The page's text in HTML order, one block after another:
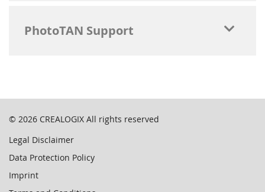
PhotoTAN Support
© 2026 CREALOGIX All rights reserved
Legal Disclaimer
Data Protection Policy
Imprint